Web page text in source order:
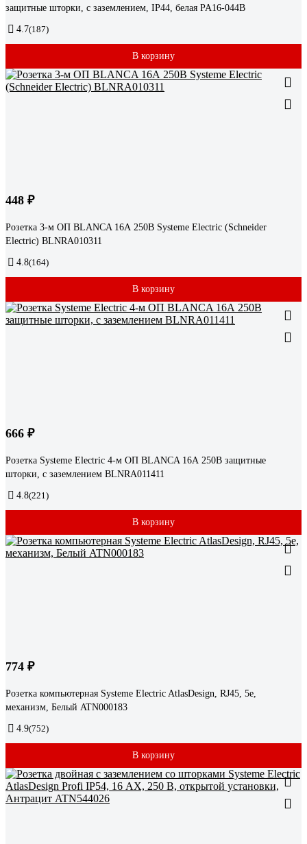
защитные шторки, с заземлением, IP44, белая PA16-044B
4.7(187)
В корзину
448 ₽
Розетка 3-м ОП BLANCA 16А 250В Systeme Electric (Schneider
Electric) BLNRA010311
4.8(164)
В корзину
666 ₽
Розетка Systeme Electric 4-м ОП BLANCA 16А 250В защитные
шторки, с заземлением BLNRA011411
4.8(221)
В корзину
774 ₽
Розетка компьютерная Systeme Electric AtlasDesign, RJ45, 5e,
механизм, Белый ATN000183
4.9(752)
В корзину